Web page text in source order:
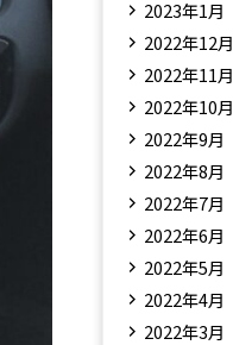
2023年1月
2022年12月
2022年11月
2022年10月
2022年9月
2022年8月
2022年7月
2022年6月
2022年5月
2022年4月
2022年3月